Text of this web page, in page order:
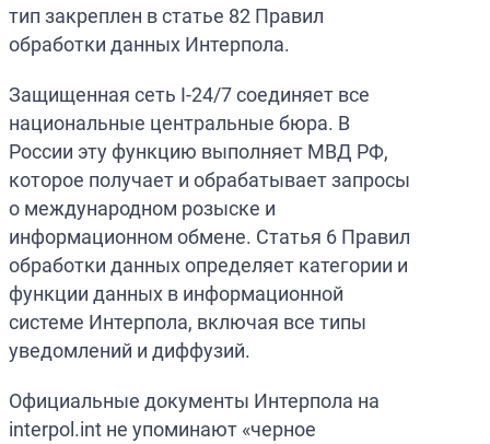
тип закреплен в статье 82 Правил
обработки данных Интерпола.
Защищенная сеть I-24/7 соединяет все
национальные центральные бюра. В
России эту функцию выполняет МВД РФ,
которое получает и обрабатывает запросы
о международном розыске и
информационном обмене. Статья 6 Правил
обработки данных определяет категории и
функции данных в информационной
системе Интерпола, включая все типы
уведомлений и диффузий.
Официальные документы Интерпола на
interpol.int не упоминают «черное